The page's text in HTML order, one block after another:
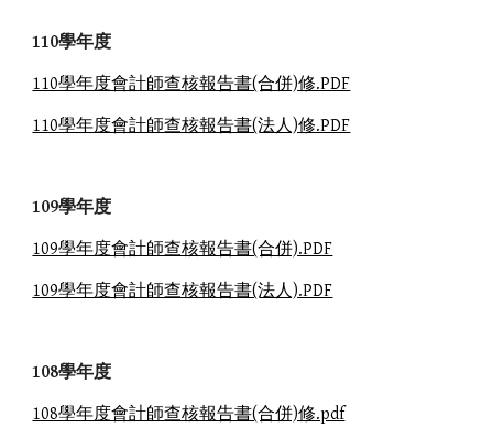
110學年度
110學年度會計師查核報告書(合併)修.PDF
110學年度會計師查核報告書(法人)修.PDF
109學年度
109學年度會計師查核報告書(合併).PDF
109學年度會計師查核報告書(法人).PDF
108學年度
108學年度會計師查核報告書(合併)修.pdf